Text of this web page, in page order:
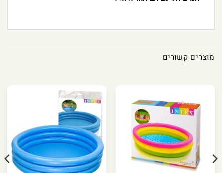
מוצרים קשורים